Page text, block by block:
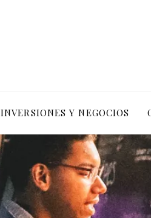
INVERSIONES Y NEGOCIOS